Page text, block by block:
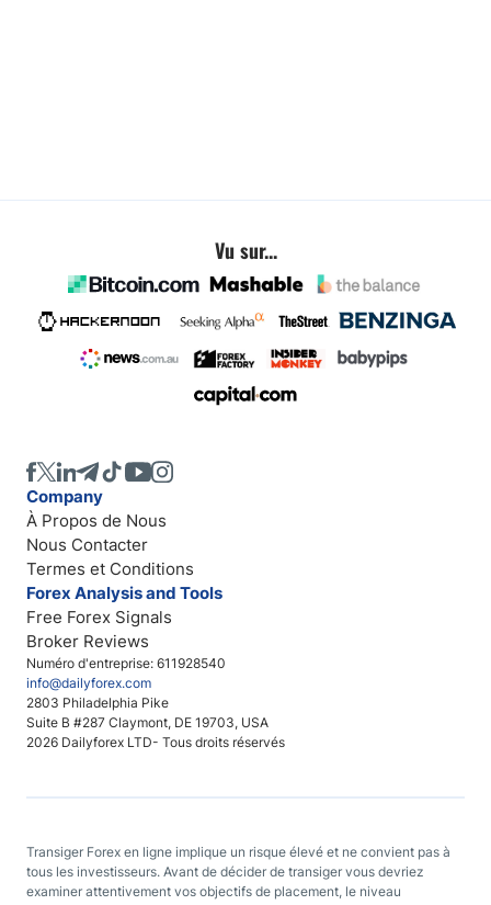
Vu sur...
Numéro d'entreprise: 611928540
info@dailyforex.com
2803 Philadelphia Pike
Suite B #287 Claymont, DE 19703, USA
2026 Dailyforex LTD- Tous droits réservés
Company
À Propos de Nous
Nous Contacter
Termes et Conditions
Forex Analysis and Tools
Free Forex Signals
Broker Reviews
Transiger Forex en ligne implique un risque élevé et ne convient pas à
tous les investisseurs. Avant de décider de transiger vous devriez
examiner attentivement vos objectifs de placement, le niveau